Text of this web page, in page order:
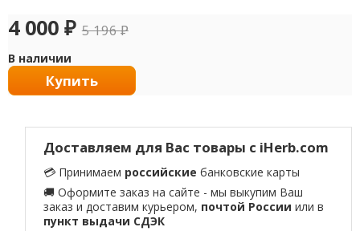
4 000 ₽ 5 196₽
В наличии
Купить
Доставляем для Вас товары с iHerb.com
💳 Принимаем российские банковские карты
🚚 Оформите заказ на сайте - мы выкупим Ваш
заказ и доставим курьером, почтой России или в
пункт выдачи СДЭК